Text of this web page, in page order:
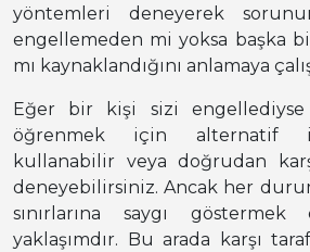
yöntemleri deneyerek
engellemeden mi yoksa başka
mı kaynaklandığını anlamaya
Eğer bir kişi sizi
öğrenmek için alternatif
kullanabilir veya doğrudan
deneyebilirsiniz. Ancak her
sınırlarına saygı
yaklaşımdır. Bu arada karşı